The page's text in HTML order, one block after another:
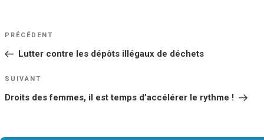
NAVIGATION
DE
Article
PRÉCÉDENT
Lutter contre les dépôts illégaux de déchets
Article
SUIVANT
Droits des femmes, il est temps d’accélérer le rythme !